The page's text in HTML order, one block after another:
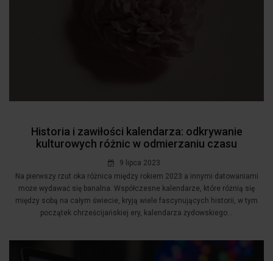
Historia i zawiłości kalendarza: odkrywanie
kulturowych różnic w odmierzaniu czasu
9 lipca 2023
Na pierwszy rzut oka różnica między rokiem 2023 a innymi datowaniami
może wydawać się banalna. Współczesne kalendarze, które różnią się
między sobą na całym świecie, kryją wiele fascynujących historii, w tym
początek chrześcijańskiej ery, kalendarza żydowskiego...